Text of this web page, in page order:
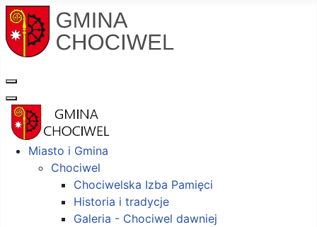
Miasto i Gmina
Chociwel
Chociwelska Izba Pamięci
Historia i tradycje
Galeria - Chociwel dawniej